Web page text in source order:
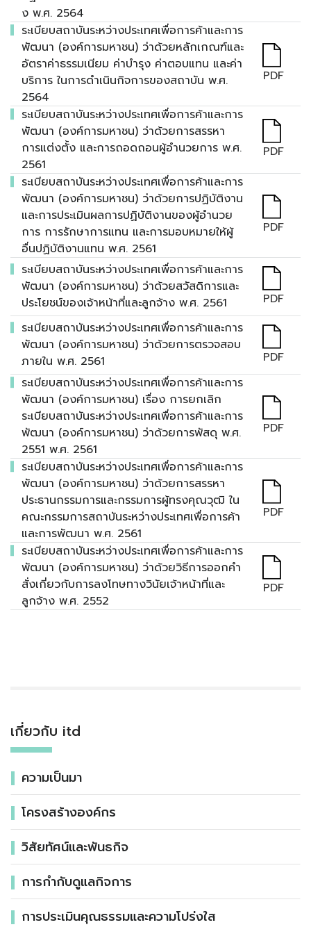
ง พ.ศ. 2564
ระเบียบสถาบันระหว่างประเทศเพื่อการค้าและการ
พัฒนา (องค์การมหาชน) ว่าด้วยหลักเกณฑ์และ
อัตราค่าธรรมเนียม ค่าบำรุง ค่าตอบแทน และค่า
บริการ ในการดำเนินกิจการของสถาบัน พ.ศ.
2564
PDF
ระเบียบสถาบันระหว่างประเทศเพื่อการค้าและการ
พัฒนา (องค์การมหาชน) ว่าด้วยการสรรหา
การแต่งตั้ง และการถอดถอนผู้อำนวยการ พ.ศ.
2561
PDF
ระเบียบสถาบันระหว่างประเทศเพื่อการค้าและการ
พัฒนา (องค์การมหาชน) ว่าด้วยการปฏิบัติงาน
และการประเมินผลการปฏิบัติงานของผู้อำนวย
การ การรักษาการแทน และการมอบหมายให้ผู้
อื่นปฏิบัติงานแทน พ.ศ. 2561
PDF
ระเบียบสถาบันระหว่างประเทศเพื่อการค้าและการ
พัฒนา (องค์การมหาชน) ว่าด้วยสวัสดิการและ
ประโยชน์ของเจ้าหน้าที่และลูกจ้าง พ.ศ. 2561
PDF
ระเบียบสถาบันระหว่างประเทศเพื่อการค้าและการ
พัฒนา (องค์การมหาชน) ว่าด้วยการตรวจสอบ
ภายใน พ.ศ. 2561
PDF
ระเบียบสถาบันระหว่างประเทศเพื่อการค้าและการ
พัฒนา (องค์การมหาชน) เรื่อง การยกเลิก
ระเบียบสถาบันระหว่างประเทศเพื่อการค้าและการ
พัฒนา (องค์การมหาชน) ว่าด้วยการพัสดุ พ.ศ.
2551 พ.ศ. 2561
PDF
ระเบียบสถาบันระหว่างประเทศเพื่อการค้าและการ
พัฒนา (องค์การมหาชน) ว่าด้วยการสรรหา
ประธานกรรมการและกรรมการผู้ทรงคุณวุฒิ ใน
คณะกรรมการสถาบันระหว่างประเทศเพื่อการค้า
และการพัฒนา พ.ศ. 2561
PDF
ระเบียบสถาบันระหว่างประเทศเพื่อการค้าและการ
พัฒนา (องค์การมหาชน) ว่าด้วยวิธีการออกคำ
สั่งเกี่ยวกับการลงโทษทางวินัยเจ้าหน้าที่และ
ลูกจ้าง พ.ศ. 2552
PDF
เกี่ยวกับ itd
ความเป็นมา
โครงสร้างองค์กร
วิสัยทัศน์และพันธกิจ
การกำกับดูแลกิจการ
การประเมินคุณธรรมและความโปร่งใส